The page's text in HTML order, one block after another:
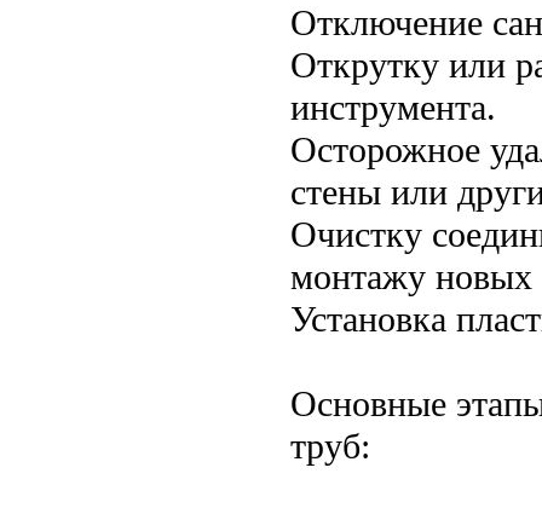
Отключение
Открутку или
инструмента.
Осторожное
стены или
Очистку
монтажу новых
Установка
Основные
труб: